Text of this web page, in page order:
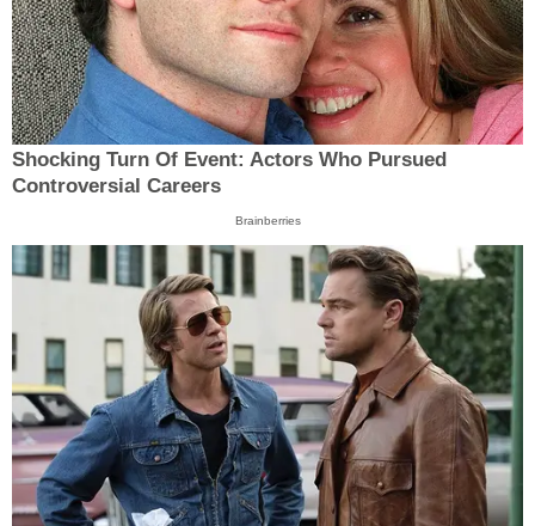
Shocking Turn Of Event: Actors Who Pursued
Controversial Careers
Brainberries